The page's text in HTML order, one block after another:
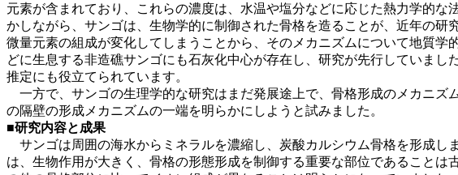
元素が含まれており、これらの濃度は、水温や塩分などに応じた熱力学的
かしながら、サンゴは、生物学的に制御された骨格を造ることが、近年の
微量元素の組成が変化してしまうことから、そのメカニズムについて地質
どに生息する非造礁サンゴにも石灰化中心が存在し、研究が先行していま
推定にも役立てられています。
一方で、サンゴの生理学的な研究はまだ発展途上で、骨格形成のメカニズ
の隔壁の形成メカニズムの一端を明らかにしようと試みました。
■研究内容と成果
サンゴは周囲の海水からミネラルを濃縮し、炭酸カルシウム骨格を形成し
は、生物作用が大きく、骨格の形態形成を制御する重要な部位であること